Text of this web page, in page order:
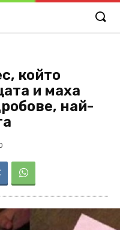
който
и маха
най-